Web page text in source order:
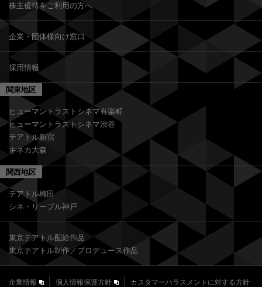
株主優待をご利用の方へ
企業・団体様向け窓口
採用情報
関東地区
ヒューマントラストシネマ有楽町
ヒューマントラストシネマ渋谷
テアトル新宿
キネカ大森
関西地区
テアトル梅田
シネ・リーブル神戸
東京テアトル配給作品
東京テアトル制作／プロデュース作品
企業情報 個人情報保護方針 カスタマーハラスメントに対する方針